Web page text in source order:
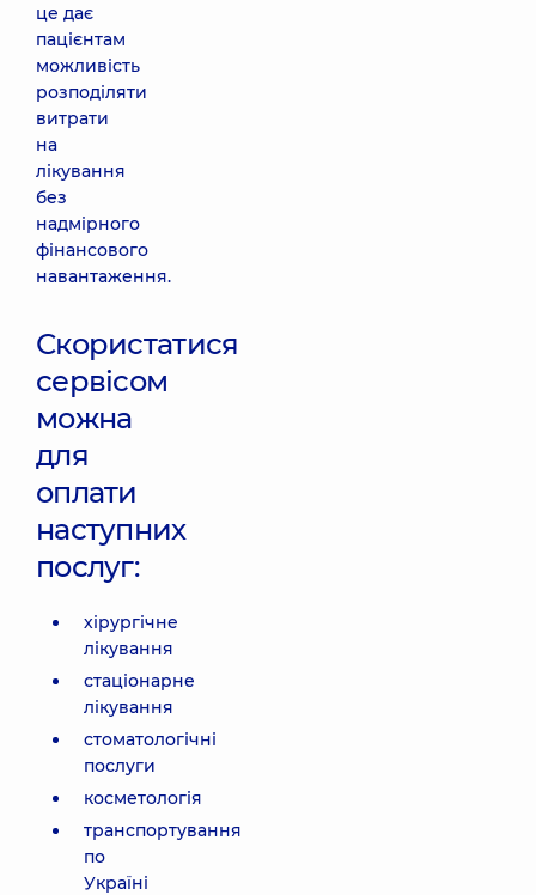
це дає
пацієнтам
можливість
розподіляти
витрати
на
лікування
без
надмірного
фінансового
навантаження.
Скористатися
сервісом
можна
для
оплати
наступних
послуг:
хірургічне
лікування
стаціонарне
лікування
стоматологічні
послуги
косметологія
транспортування
по
Україні